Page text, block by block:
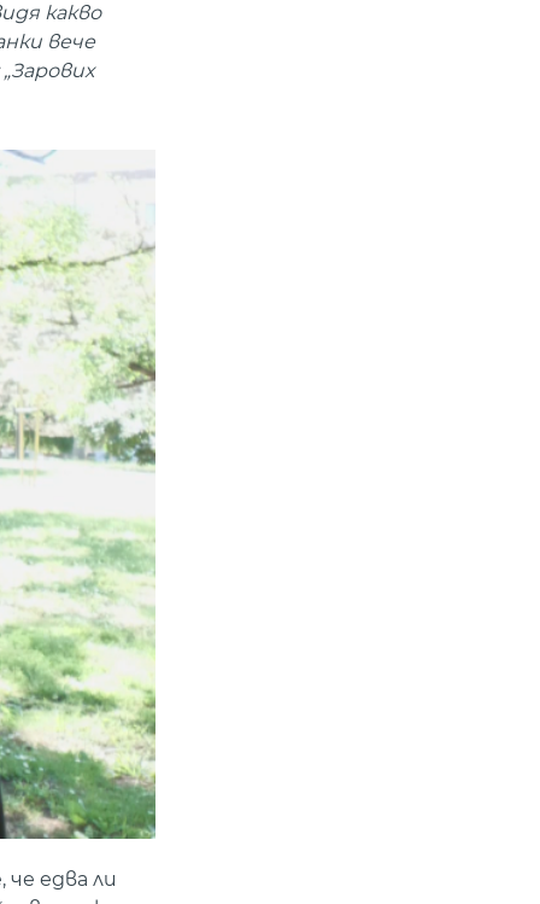
какво
вече
че едва ли